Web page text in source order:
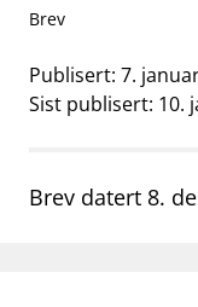
Finanstilsynets
supervisor_account
mail_outlineKontakt oss
Brev
Publisert: 7.
Sist publisert: 10.
Brev datert 8.